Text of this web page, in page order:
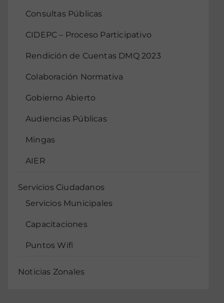
Consultas Públicas
CIDEPC – Proceso Participativo
Rendición de Cuentas DMQ 2023
Colaboración Normativa
Gobierno Abierto
Audiencias Públicas
Mingas
AIER
Servicios Ciudadanos
Servicios Municipales
Capacitaciones
Puntos Wifi
Noticias Zonales